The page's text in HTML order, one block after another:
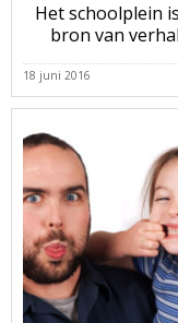
Het schoolplein
bron van
18 juni 2016